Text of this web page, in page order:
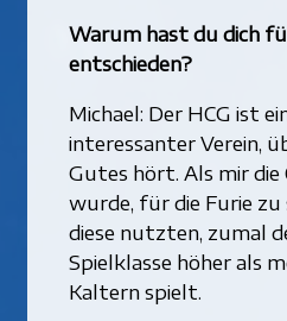
Warum hast du dich
entschieden?
Michael: Der HCG ist
interessanter Verein,
Gutes hört. Als mir die
wurde, für die Furie
diese nutzten, zumal
Spielklasse höher als
Kaltern spielt.